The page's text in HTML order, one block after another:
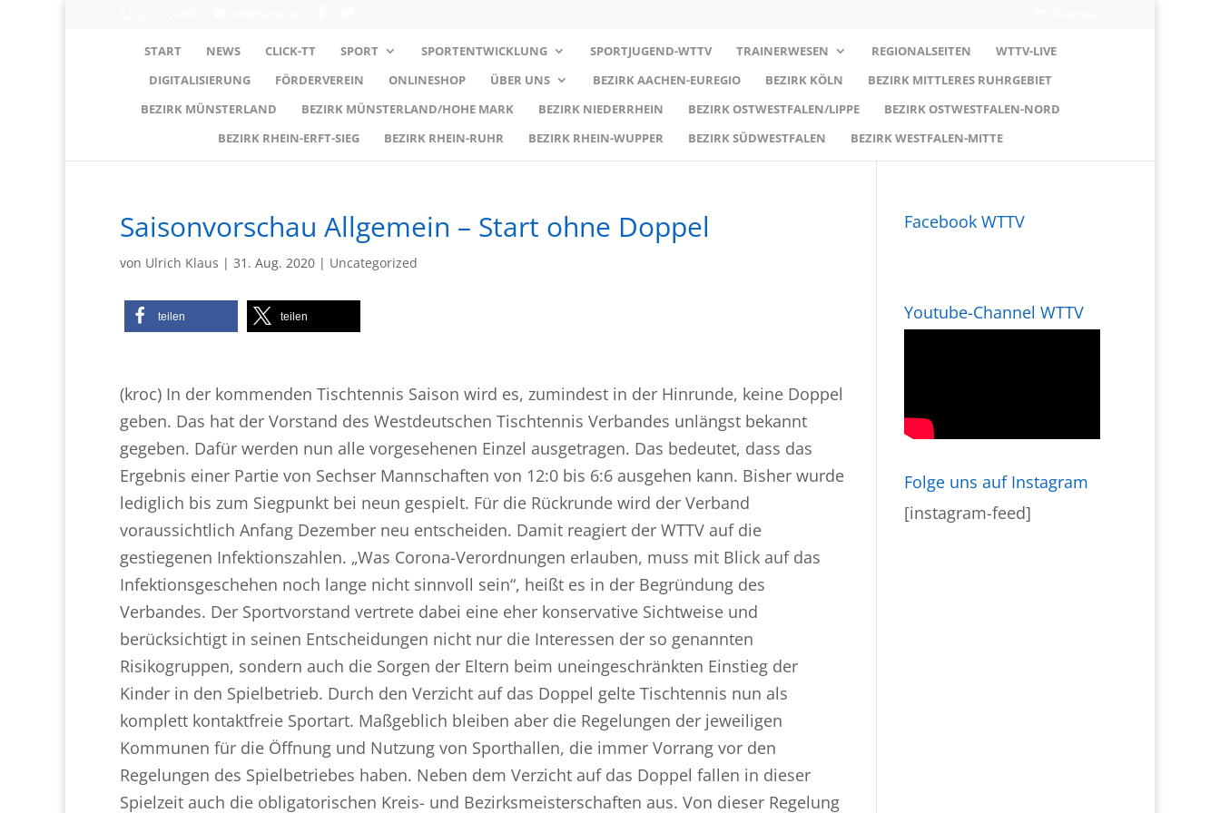
START NEWS CLICK-TT SPORT SPORTENTWICKLUNG SPORTJUGEND-WTTV TRAINERWESEN REGIONALSEITEN
WTTV-LIVE
DIGITALISIERUNG
FÖRDERVEREIN ONLINESHOP ÜBER UNS BEZIRK AACHEN-EUREGIO BEZIRK KÖLN
BEZIRK MITTLERES RUHRGEBIET
BEZIRK MÜNSTERLAND
BEZIRK MÜNSTERLAND/HOHE MARK BEZIRK NIEDERRHEIN BEZIRK OSTWESTFALEN/LIPPE
BEZIRK OSTWESTFALEN-NORD
BEZIRK RHEIN-ERFT-SIEG
BEZIRK RHEIN-RUHR BEZIRK RHEIN-WUPPER BEZIRK SÜDWESTFALEN BEZIRK WESTFALEN-MITTE
Saisonvorschau Allgemein – Start ohne Doppel
von Ulrich Klaus | 31. Aug. 2020 | Uncategorized
teilen teilen
(kroc) In der kommenden Tischtennis Saison wird es, zumindest in der Hinrunde, keine Doppel
geben. Das hat der Vorstand des Westdeutschen Tischtennis Verbandes unlängst bekannt
gegeben. Dafür werden nun alle vorgesehenen Einzel ausgetragen. Das bedeutet, dass das
Ergebnis einer Partie von Sechser Mannschaften von 12:0 bis 6:6 ausgehen kann. Bisher wurde
lediglich bis zum Siegpunkt bei neun gespielt. Für die Rückrunde wird der Verband
voraussichtlich Anfang Dezember neu entscheiden. Damit reagiert der WTTV auf die
gestiegenen Infektionszahlen. „Was Corona-Verordnungen erlauben, muss mit Blick auf das
Infektionsgeschehen noch lange nicht sinnvoll sein“, heißt es in der Begründung des
Verbandes. Der Sportvorstand vertrete dabei eine eher konservative Sichtweise und
berücksichtigt in seinen Entscheidungen nicht nur die Interessen der so genannten
Risikogruppen, sondern auch die Sorgen der Eltern beim uneingeschränkten Einstieg der
Kinder in den Spielbetrieb. Durch den Verzicht auf das Doppel gelte Tischtennis nun als
komplett kontaktfreie Sportart. Maßgeblich bleiben aber die Regelungen der jeweiligen
Kommunen für die Öffnung und Nutzung von Sporthallen, die immer Vorrang vor den
Regelungen des Spielbetriebes haben. Neben dem Verzicht auf das Doppel fallen in dieser
Spielzeit auch die obligatorischen Kreis- und Bezirksmeisterschaften aus. Von dieser Regelung
Facebook WTTV
Youtube-Channel WTTV
Folge uns auf Instagram
[instagram-feed]